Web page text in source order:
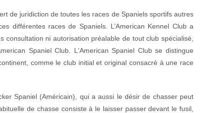
de juridiction de toutes les races de Spaniels sportifs autres
différentes races de Spaniels. L’American Kennel Club a
ni autorisation préalable de tout club spécialisé,
Spaniel Club. L'American Spaniel Club se distingue
comme le club initial et original consacré à une race
Spaniel (Américain), qui a aussi le désir de chasser peut
de chasse consiste à le laisser passerdevant le fusil,